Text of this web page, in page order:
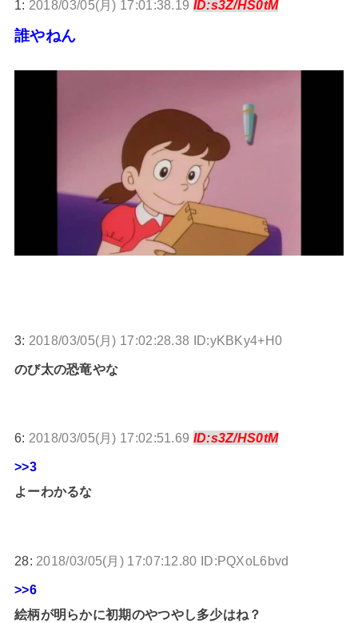
1: 2018/03/05(月) 17:01:38.19 ID:s3Z/HS0tM
誰やねん
3: 2018/03/05(月) 17:02:28.38 ID:yKBKy4+H0
のび太の恐竜やな
6: 2018/03/05(月) 17:02:51.69 ID:s3Z/HS0tM
>>3
よーわかるな
28: 2018/03/05(月) 17:07:12.80 ID:PQXoL6bvd
>>6
絵柄が明らかに初期のやつやし多少はね？